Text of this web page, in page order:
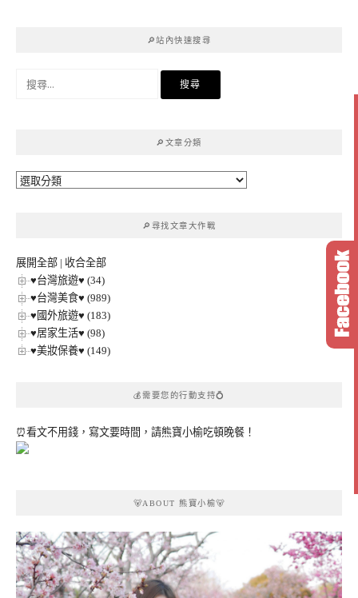
🔎站內快速搜尋
🔎文章分類
🔎
🔎尋找文章大作戰
展開全部 | 收合全部
♥台灣旅遊♥ (34)
♥台灣美食♥ (989)
♥國外旅遊♥ (183)
♥居家生活♥ (98)
♥美妝保養♥ (149)
💰需要您的行動支持💍
⏰看文不用錢，寫文要時間，請熊寶小榆吃頓晚餐！
🐻ABOUT 熊寶小榆🐻